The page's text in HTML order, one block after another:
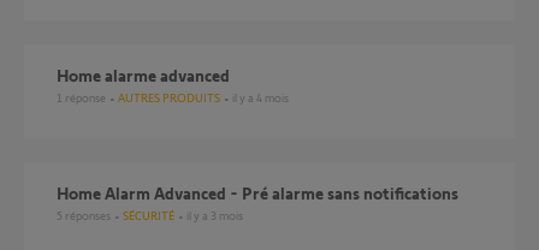
Home alarme advanced
1 réponse AUTRES PRODUITS il y a 4 mois
Home Alarm Advanced - Pré alarme sans notifications
5 réponses SÉCURITÉ il y a 3 mois